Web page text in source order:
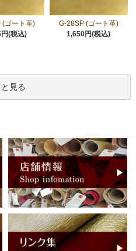
(ゴート革)
(税込)
G-28SP (ゴート革)
1,650円(税込)
見る